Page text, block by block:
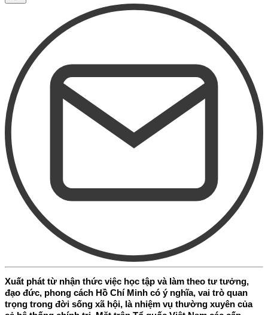
Xuất phát từ nhận thức việc học tập và làm theo tư tưởng,
đạo đức, phong cách Hồ Chí Minh có ý nghĩa, vai trò quan
trọng trong đời sống xã hội, là nhiệm vụ thường xuyên của